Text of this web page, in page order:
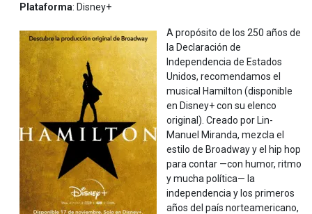
Plataforma: Disney+
A propósito de los 250 años de
la Declaración de
Independencia de Estados
Unidos, recomendamos el
musical Hamilton (disponible
en Disney+ con su elenco
original). Creado por Lin-
Manuel Miranda, mezcla el
estilo de Broadway y el hip hop
para contar —con humor, ritmo
y mucha política— la
independencia y los primeros
años del país norteamericano,